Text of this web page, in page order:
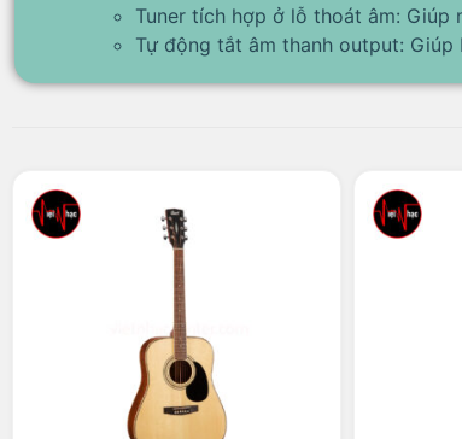
Tuner tích hợp ở lỗ thoát âm: Giúp
Tự động tắt âm thanh output: